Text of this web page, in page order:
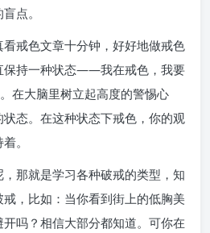
点。
戒色文章十分钟，好好地做戒色
保持一种状态——我在戒色，我要
在大脑里树立起高度的警惕心
态。在这种状态下戒色，你的观
。
那就是学习各种破戒的类型，知
，比如：当你看到街上的低胸美
吗？相信大部分都知道。可你在